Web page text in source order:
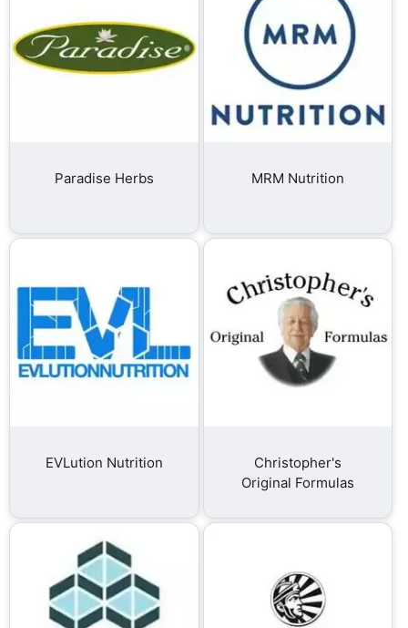
Paradise Herbs MRM Nutrition
EVLution Nutrition
Christopher's
Original Formulas